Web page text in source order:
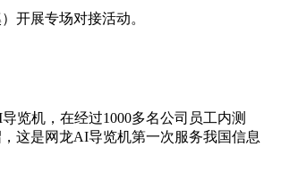
开展专场对接活动。
览机，在经过1000多名公司员工内测
这是网龙AI导览机第一次服务我国信息